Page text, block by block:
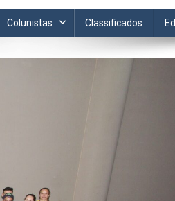
Colunistas Classificados